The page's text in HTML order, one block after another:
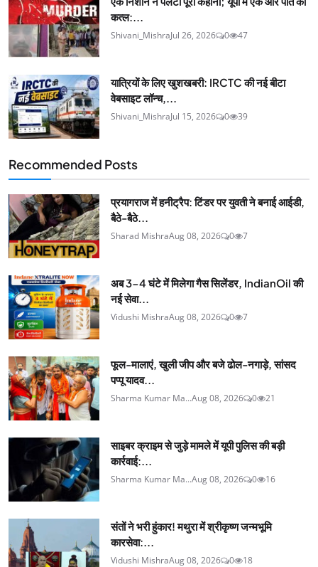
कत्ल:...
Shivani_MishraJul 26, 2026 0 47
यात्रियों के लिए खुशखबरी: IRCTC की नई बीटा
वेबसाइट लॉन्च,...
Shivani_MishraJul 15, 2026 0 39
Recommended Posts
प्रयागराज में हनीट्रैप: टिंडर पर युवती ने बनाई आईडी,
बैठे-बैठे...
Sharad MishraAug 08, 2026 0 7
अब 3-4 घंटे में मिलेगा गैस सिलेंडर, IndianOil की
नई सेवा...
Vidushi MishraAug 08, 2026 0 7
फूल-मालाएं, खुली जीप और बजे ढोल-नगाड़े, सांसद
पप्पू यादव...
Sharma Kumar Ma...Aug 08, 2026 0 21
साइबर क्राइम से जुड़े मामले में यूपी पुलिस की बड़ी
कार्रवाई:...
Sharma Kumar Ma...Aug 08, 2026 0 16
संतों ने भरी हुंकार! मथुरा में श्रीकृष्ण जन्मभूमि
कारसेवा:...
Vidushi MishraAug 08, 2026 0 18